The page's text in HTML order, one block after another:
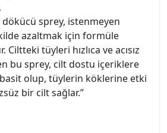
dökücü sprey, istenmeyen
azaltmak için formüle
tüyleri hızlıca ve acısız
bu sprey, cilt dostu içeriklere
basit olup, tüylerin köklerine etki
bir cilt sağlar.”